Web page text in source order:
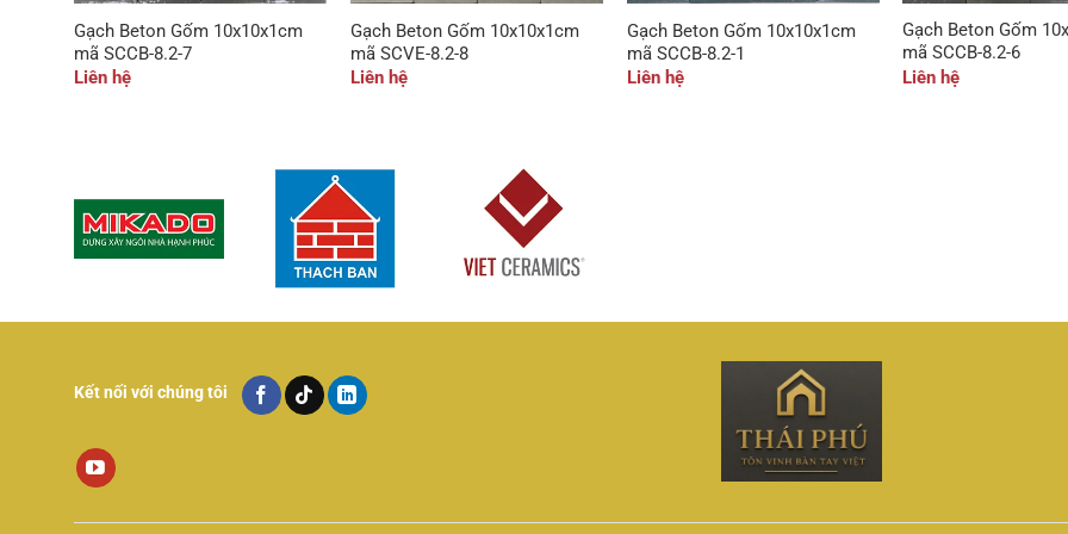
Gạch Beton Gốm 10x10x1cm
mã SCCB-8.2-7
Liên hệ
Gạch Beton Gốm 10x10x1cm
mã SCVE-8.2-8
Liên hệ
Gạch Beton Gốm 10x10x1cm
mã SCCB-8.2-1
Liên hệ
Gạch Beton Gốm
mã SCCB-8.2-6
Liên hệ
Kết nối với chúng tôi